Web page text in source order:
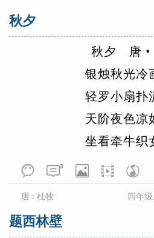
山势若奔，仿佛刚从远方匆匆来
都把握住了景物的特征，而这种
化结合起来那情调、那笔致，完
来”的情景：情急心切，竟顾不得
物。二者融合无间，相映生色，
无斧凿之痕，清新隽永，韵味深
逢的形象吻合。在前联里，已可
活情趣的湖阴先生。所居仅为“茅
扫”(即常扫)，以至于“静无苔”；
是亲“手自栽”。可见他清静脱俗
士，徜徉于山水之间，当然比别
感到“一水”“两山”的亲近；诗人
早已缔结了深厚的交谊。诗以《
秋夕
秋夕 唐 •
银烛秋光冷
轻罗小扇扑
天阶夜色凉
坐看牵牛织
3
唐 ： 杜牧 四年
题西林壁